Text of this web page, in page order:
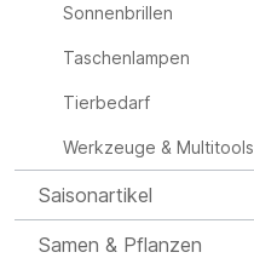
Sonnenbrillen
Taschenlampen
Tierbedarf
Werkzeuge & Multitools
Saisonartikel
Samen & Pflanzen